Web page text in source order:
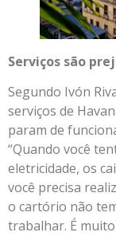
Serviços são
Segundo Ivón
serviços de
param de
“Quando você
eletricidade, os
você precisa
o cartório não
trabalhar. É